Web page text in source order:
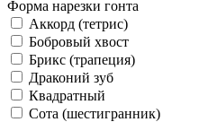
Форма нарезки гонта
Аккорд (тетрис)
Бобровый хвост
Брикс (трапеция)
Драконий зуб
Квадратный
Сота (шестигранник)